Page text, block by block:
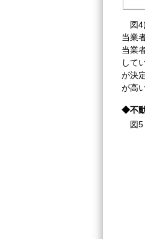
図
当業
当業
して
が決
が高
◆不
図5